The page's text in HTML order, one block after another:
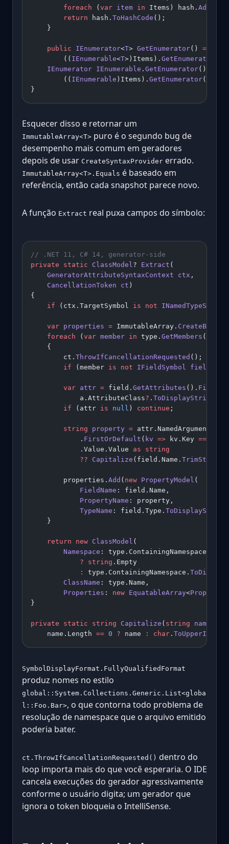
        foreach
( var item in Items) hash. Add
        return
hash. ToHashCode ();
    }
    public
IEnumerator<T> GetEnumerator() =>
        ((
IEnumerable<T>)Items). GetEnumerator
    IEnumerator
IEnumerable . GetEnumerator()
        ((
IEnumerable )Items). GetEnumerator();
}
Esquecer disso e retornar um
ImmutableArray<T> puro é o segundo bug de
desempenho mais comum em geradores
depois de usar CreateSyntaxProvider errado.
ImmutableArray<T>.Equals é baseado em
referência, então cada snapshot parece novo.
A função Extract real puxa campos do símbolo:
// .NET 11, C# 14, generator-side
private static ClassModel ? Extract (
    GeneratorAttributeSyntaxContext
ctx ,
    CancellationToken
ct )
{
    if
(ctx.TargetSymbol is not INamedTypeSymbol
    var
properties = ImmutableArray.
    foreach
( var member in type. GetMembers ())
    {
        ct.
ThrowIfCancellationRequested ();
        if
(member is not IFieldSymbol field
        var
attr = field. GetAttributes ().
            a.AttributeClass
? . ToDisplayString
        if
(attr is null ) continue ;
        string
property = attr.NamedArguments
            .
FirstOrDefault ( kv => kv.Key ==
            .Value.Value
as string
            ??
Capitalize (field.Name. TrimStart
        properties.
Add ( new PropertyModel (
            FieldName
: field.Name,
            PropertyName
: property,
            TypeName
: field.Type. ToDisplayString
    }
    return
new ClassModel (
        Namespace
:
            ?
string .Empty
            :
type.ContainingNamespace.
        ClassName
: type.Name,
        Properties
: new EquatableArray<
}
private static string Capitalize ( string name
    name.Length
== 0 ? name : char .
SymbolDisplayFormat.FullyQualifiedFormat
produz nomes no estilo
global::System.Collections.Generic.List<globa
l::Foo.Bar>, o que contorna todo problema de
resolução de namespace que o arquivo emitido
poderia bater.
ct.ThrowIfCancellationRequested() dentro do
loop importa mais do que você esperaria. O IDE
cancela execuções do gerador agressivamente
conforme o usuário digita; um gerador que
ignora o token bloqueia o IntelliSense.